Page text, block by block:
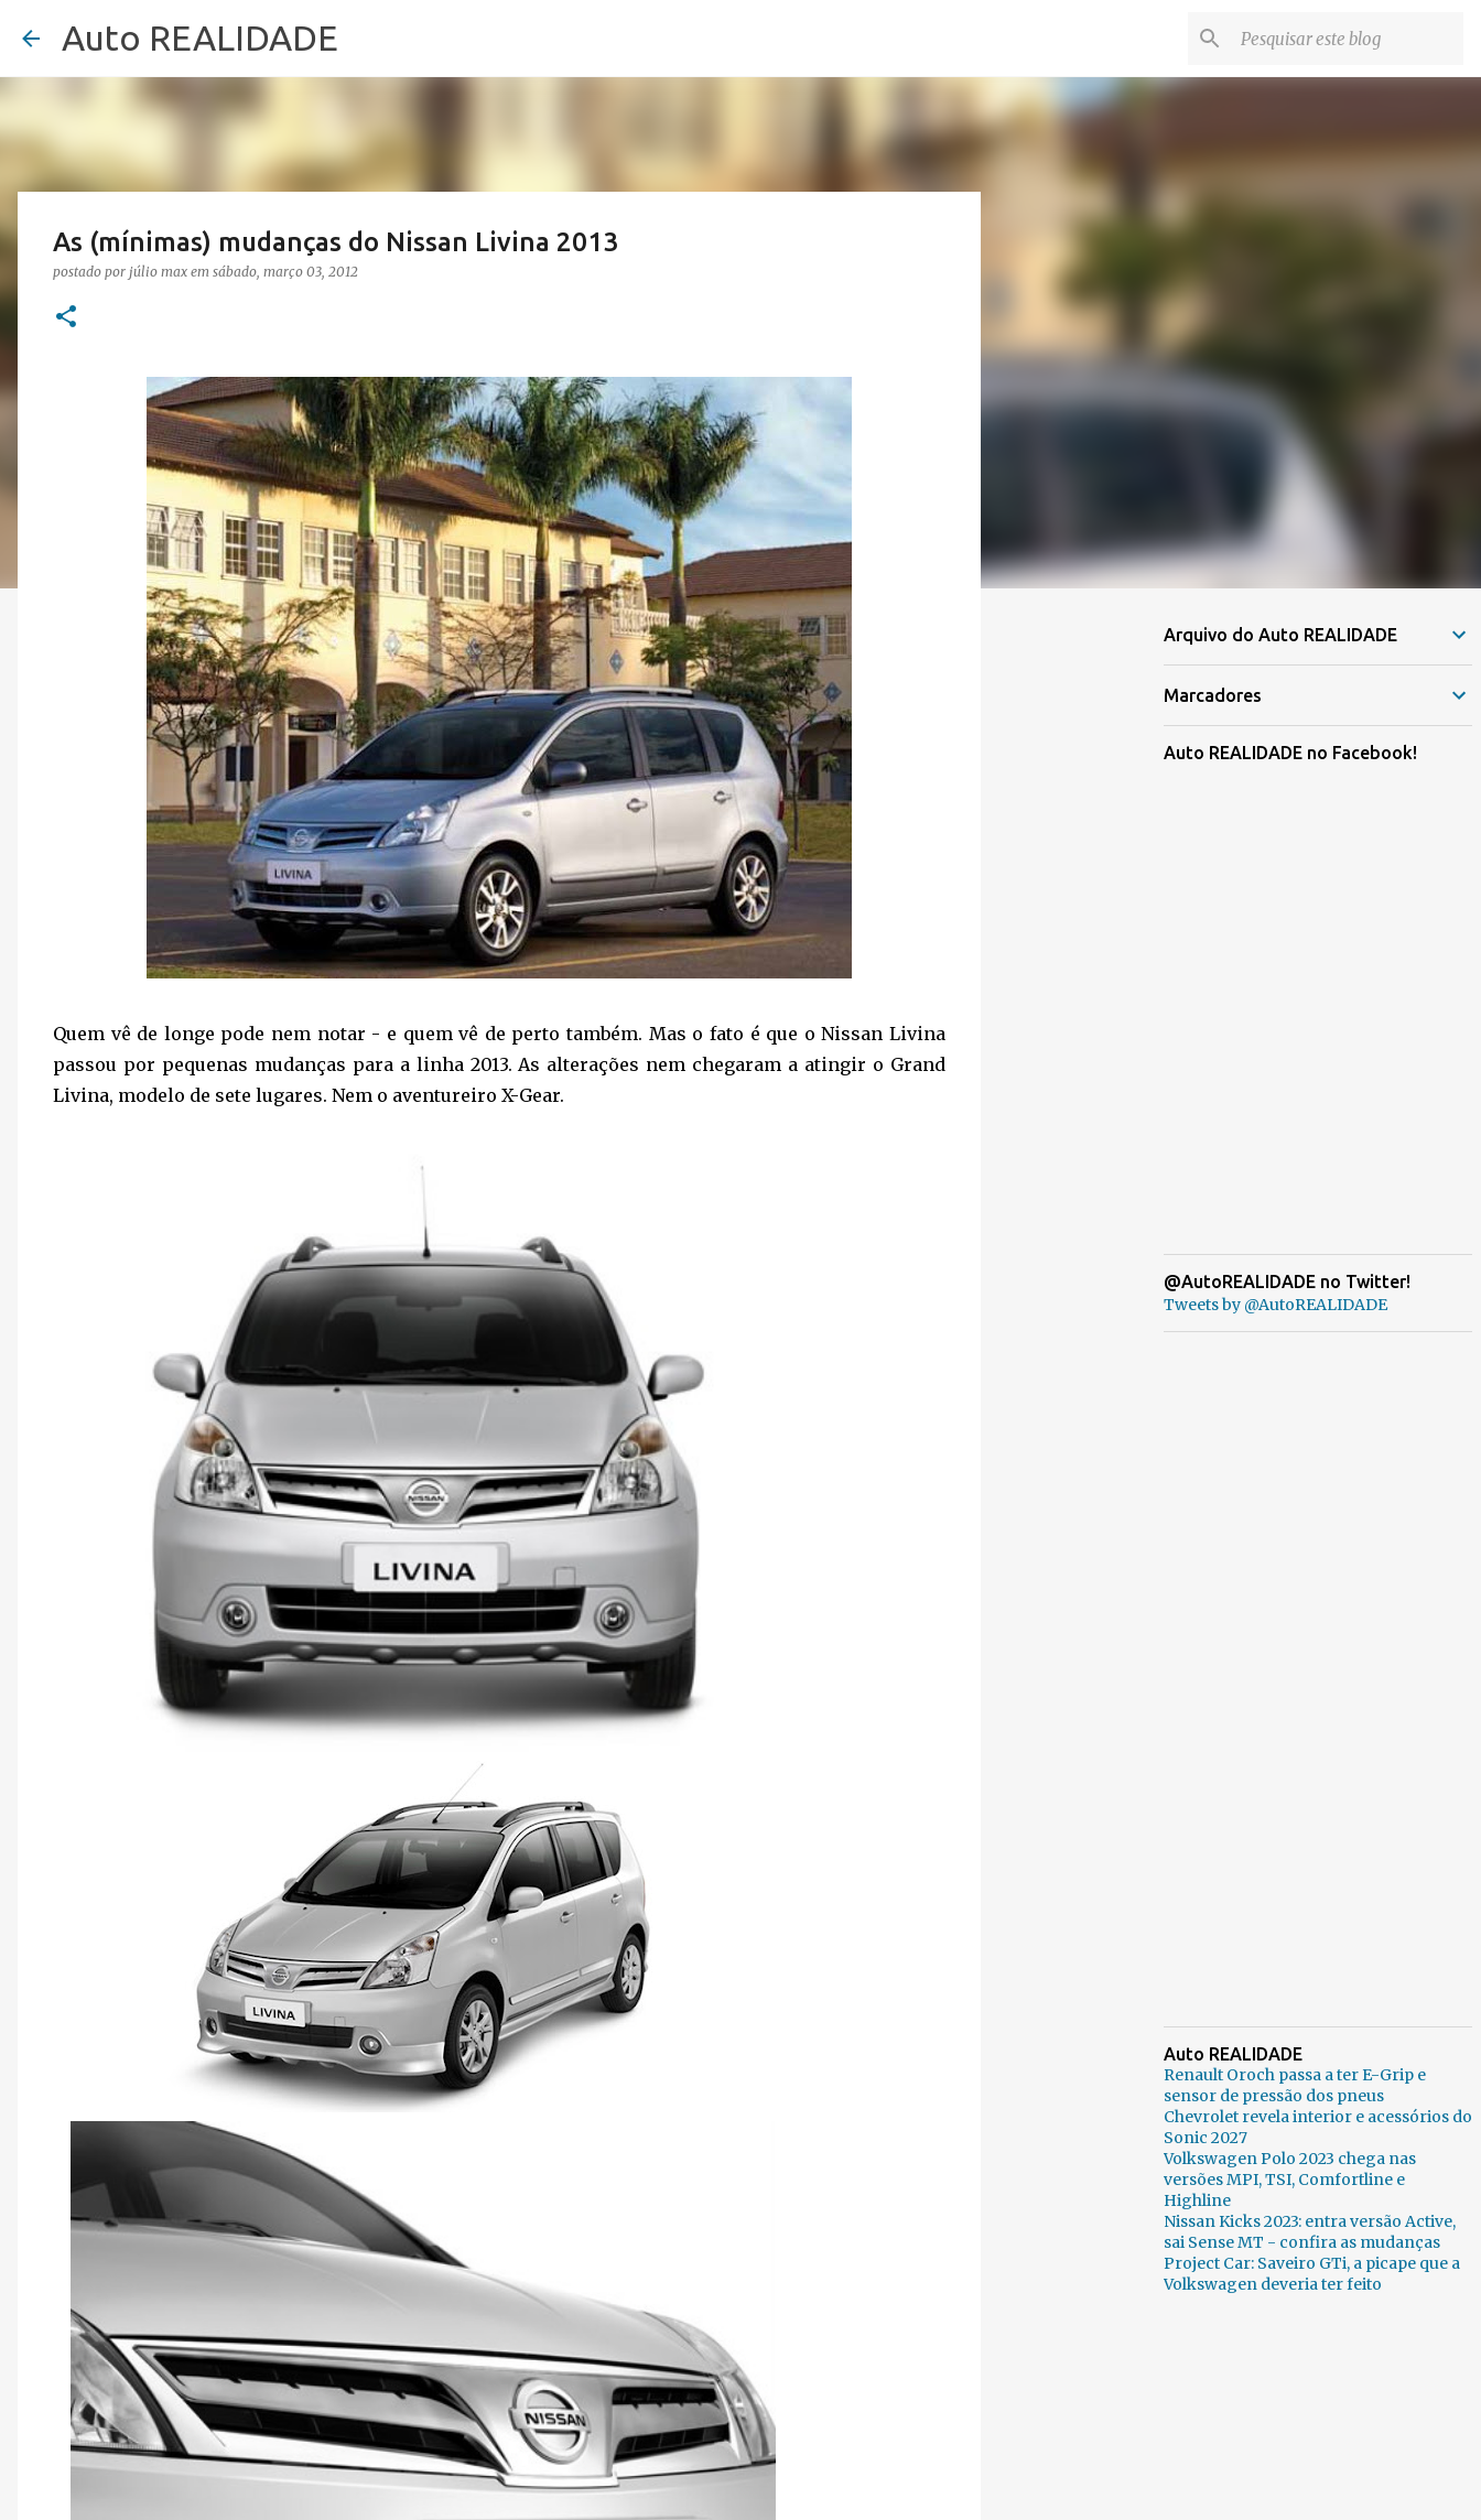
Auto REALIDADE
As (mínimas) mudanças do Nissan Livina 2013
postado por júlio max em sábado, março 03, 2012
Quem vê de longe pode nem notar - e quem vê de perto também. Mas o fato é que o Nissan Livina
passou por pequenas mudanças para a linha 2013. As alterações nem chegaram a atingir o Grand
Livina, modelo de sete lugares. Nem o aventureiro X-Gear.
Arquivo do Auto REALIDADE
Marcadores
Auto REALIDADE no Facebook!
@AutoREALIDADE no Twitter!
Tweets by @AutoREALIDADE
Auto REALIDADE
Renault Oroch passa a ter E-Grip e
sensor de pressão dos pneus
Chevrolet revela interior e acessórios do
Sonic 2027
Volkswagen Polo 2023 chega nas
versões MPI, TSI, Comfortline e
Highline
Nissan Kicks 2023: entra versão Active,
sai Sense MT - confira as mudanças
Project Car: Saveiro GTi, a picape que a
Volkswagen deveria ter feito